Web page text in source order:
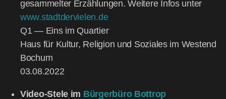
gesam­mel­ter Erzäh­lun­gen. Wei­te­re Infos unter
www.stadtdervielen.de
Q1 — Eins im Quar­tier
Haus für Kul­tur, Reli­gi­on und Sozia­les im West­end
Bochum
03.08.2022
Video-Ste­le im Bür­ger­bü­ro Bot­trop